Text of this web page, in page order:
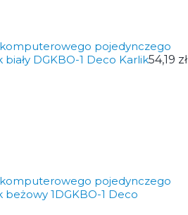
pojedynczego
biały DGKBO-1 Deco Karlik54,19 zł
pojedynczego
beżowy 1DGKBO-1 Deco